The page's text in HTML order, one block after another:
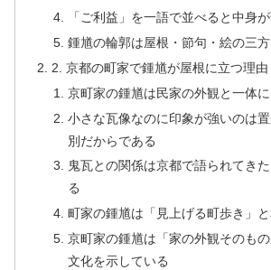
「ご利益」を一語で並べると中身
鍾馗の輪郭は屋根・節句・絵の三
2. 京都の町家で鍾馗が屋根に立つ理由
京町家の鍾馗は民家の外観と一体
小さな瓦像なのに印象が強いのは
別だからである
鬼瓦との関係は京都で語られてき
る
町家の鍾馗は「見上げる町歩き」
京町家の鍾馗は「家の外観そのもの
文化を示している